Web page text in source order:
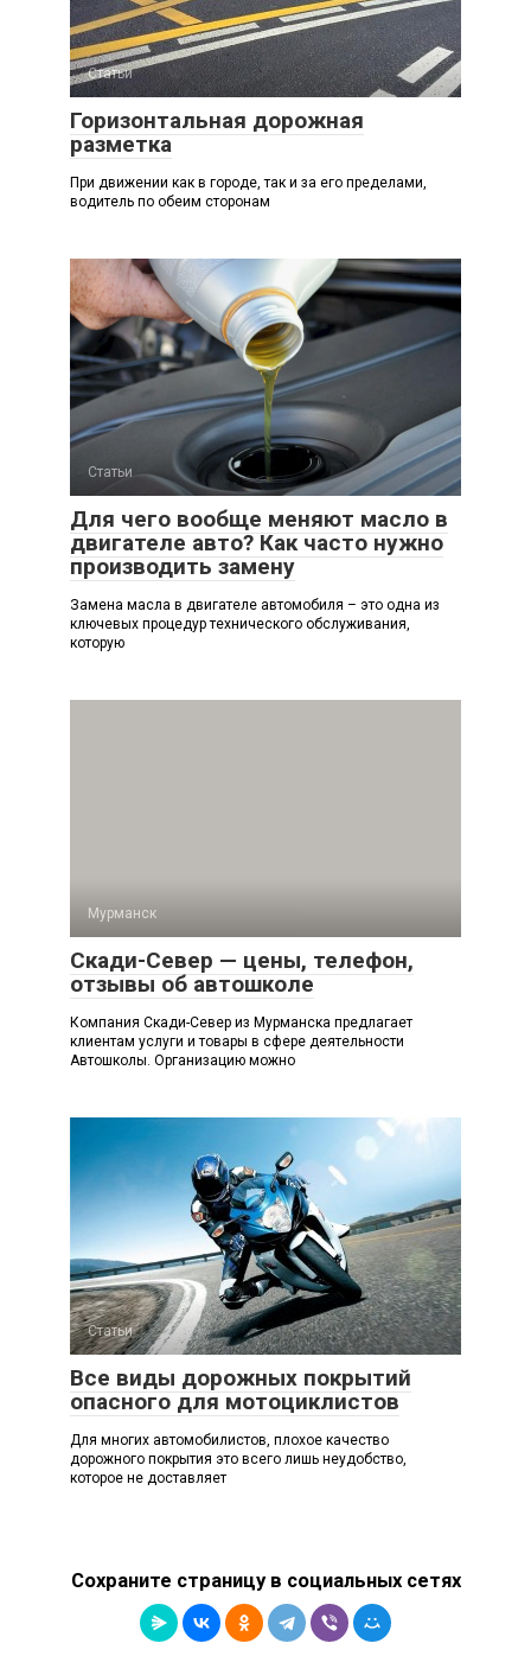
Статьи
Горизонтальная дорожная
разметка
При движении как в городе, так и за его пределами,
водитель по обеим сторонам
Статьи
Для чего вообще меняют масло в
двигателе авто? Как часто нужно
производить замену
Замена масла в двигателе автомобиля – это одна из
ключевых процедур технического обслуживания,
которую
Мурманск
Скади-Север — цены, телефон,
отзывы об автошколе
Компания Скади-Север из Мурманска предлагает
клиентам услуги и товары в сфере деятельности
Автошколы. Организацию можно
Статьи
Все виды дорожных покрытий
опасного для мотоциклистов
Для многих автомобилистов, плохое качество
дорожного покрытия это всего лишь неудобство,
которое не доставляет
Сохраните страницу в социальных сетях